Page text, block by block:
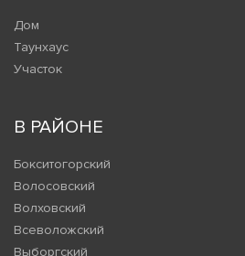
Дом
Таунхаус
Участок
В РАЙОНЕ
Бокситогорский
Волосовский
Волховский
Всеволожский
Выборгский